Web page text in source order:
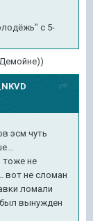
с 5-
эсм чуть
тоже не
вот не сломан
ломали
был вынужден